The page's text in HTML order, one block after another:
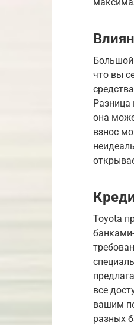
Большой
что вы
Разница
она
взнос
Toyota
все
вашим
разных